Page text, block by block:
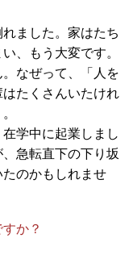
ました。家はたち
、もう大変です。
なぜって、「人を
たくさんいたけれ
学中に起業しまし
急転直下の下り坂
のかもしれませ
か？